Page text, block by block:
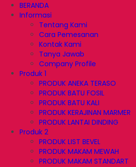
BERANDA
Informasi
Tentang Kami
Cara Pemesanan
Kontak Kami
Tanya Jawab
Company Profile
Produk 1
PRODUK ANEKA TERASO
PRODUK BATU FOSIL
PRODUK BATU KALI
PRODUK KERAJINAN MARMER
PRODUK LANTAI DINDING
Produk 2
PRODUK LIST BEVEL
PRODUK MAKAM MEWAH
PRODUK MAKAM STANDART